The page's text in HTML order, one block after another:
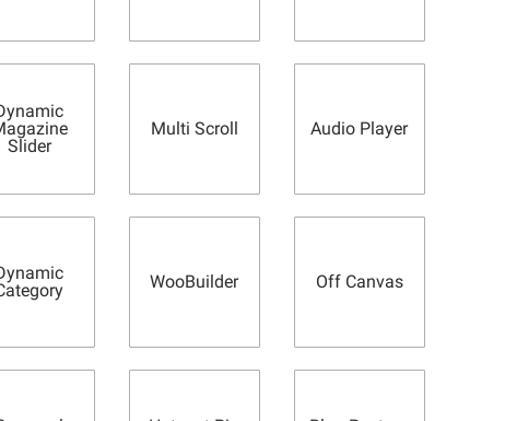
Slider
Multi Scroll Audio Player
WooBuilder Off Canvas